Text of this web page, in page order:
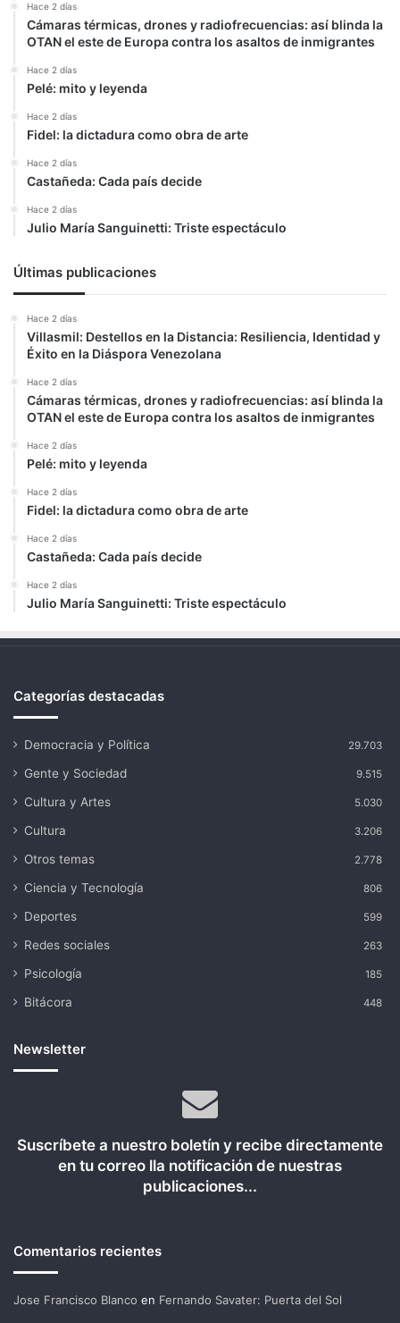
Hace 2 días
Cámaras térmicas, drones y radiofrecuencias: así blinda la
OTAN el este de Europa contra los asaltos de inmigrantes
Hace 2 días
Pelé: mito y leyenda
Hace 2 días
Fidel: la dictadura como obra de arte
Hace 2 días
Castañeda: Cada país decide
Hace 2 días
Julio María Sanguinetti: Triste espectáculo
Últimas publicaciones
Hace 2 días
Villasmil: Destellos en la Distancia: Resiliencia, Identidad y
Éxito en la Diáspora Venezolana
Hace 2 días
Cámaras térmicas, drones y radiofrecuencias: así blinda la
OTAN el este de Europa contra los asaltos de inmigrantes
Hace 2 días
Pelé: mito y leyenda
Hace 2 días
Fidel: la dictadura como obra de arte
Hace 2 días
Castañeda: Cada país decide
Hace 2 días
Julio María Sanguinetti: Triste espectáculo
Categorías destacadas
Democracia y Política 29.703
Gente y Sociedad 9.515
Cultura y Artes 5.030
Cultura 3.206
Otros temas 2.778
Ciencia y Tecnología 806
Deportes 599
Redes sociales 263
Psicología 185
Bitácora 448
Newsletter
Suscríbete a nuestro boletín y recibe directamente
en tu correo lla notificación de nuestras
publicaciones...
Comentarios recientes
Jose Francisco Blanco en Fernando Savater: Puerta del Sol